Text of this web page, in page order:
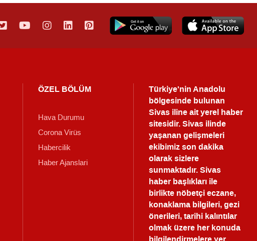
ÖZEL BÖLÜM
Hava Durumu
Corona Virüs
Habercilik
Haber Ajanslari
Türkiye'nin Anadolu
bölgesinde bulunan
Sivas iline ait yerel haber
sitesidir. Sivas ilinde
yaşanan gelişmeleri
ekibimiz son dakika
olarak sizlere
sunmaktadır.Sivas
haberbaşlıkları ile
birlikte nöbetçi eczane,
konaklama bilgileri, gezi
önerileri, tarihi kalıntılar
olmak üzere her konuda